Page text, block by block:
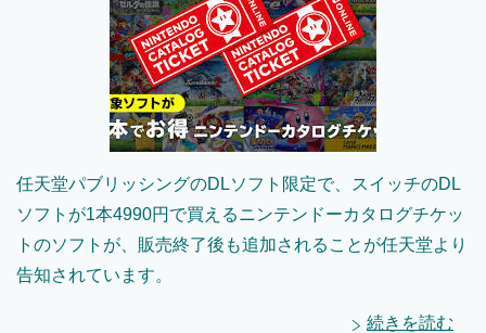
任天堂パブリッシングのDLソフト限定で、スイッチのDL
ソフトが1本4990円で買えるニンテンドーカタログチケッ
トのソフトが、販売終了後も追加されることが任天堂より
告知されています。
続きを読む